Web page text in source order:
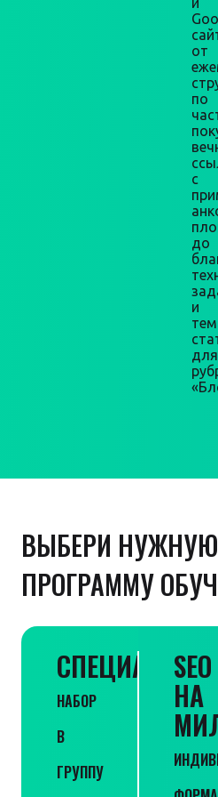
от
по
с
до
и
тем
для
ВЫБЕРИ НУЖНУЮ
ПРОГРАММУ
СПЕЦИАЛИСТ
НАБОР
В
ГРУППУ
SEO
НА